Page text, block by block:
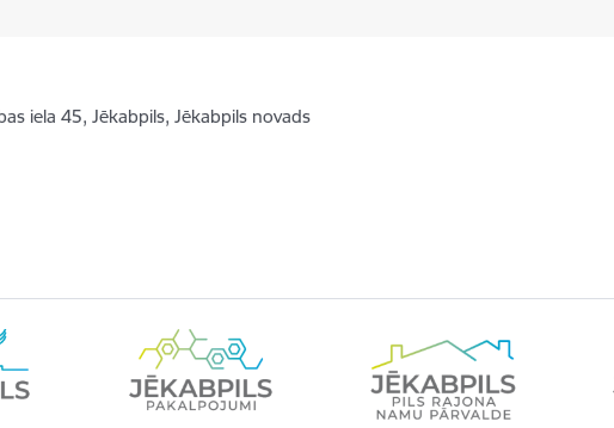
iela 45, Jēkabpils, Jēkabpils novads